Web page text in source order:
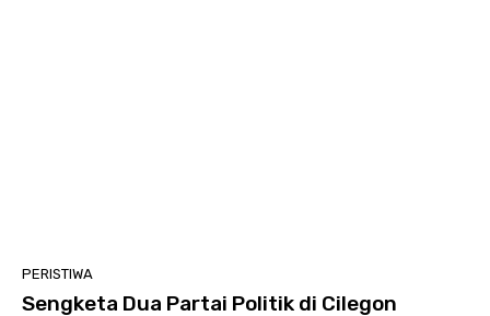
PERISTIWA
Sengketa Dua Partai Politik di Cilegon